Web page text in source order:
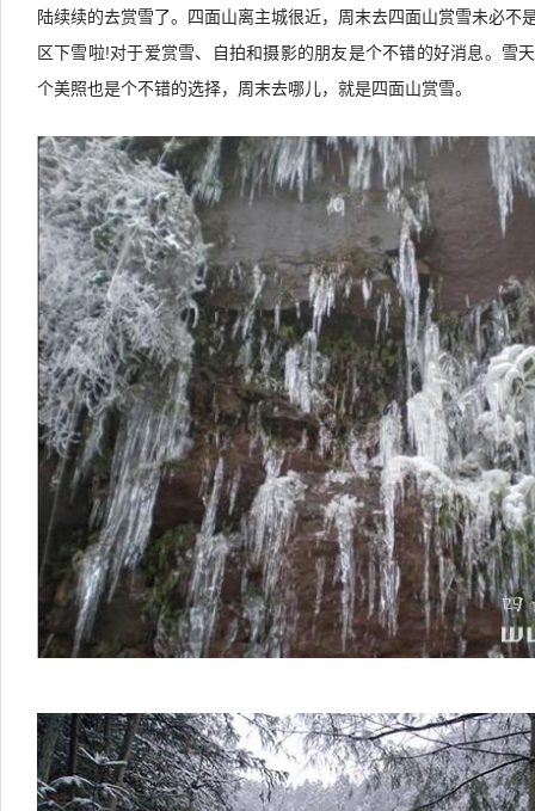
陆续续的去赏雪了。
四面山离主城很近，周末去四面山赏雪未必不
区下雪啦!对于爱赏雪、自拍和摄影的朋友是个不错的好消息。雪
个美照也是个不错的选择，周末去哪儿，就是四面山赏雪。